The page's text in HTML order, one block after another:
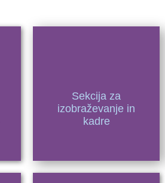
Sekcija za
izobraževanje in
kadre